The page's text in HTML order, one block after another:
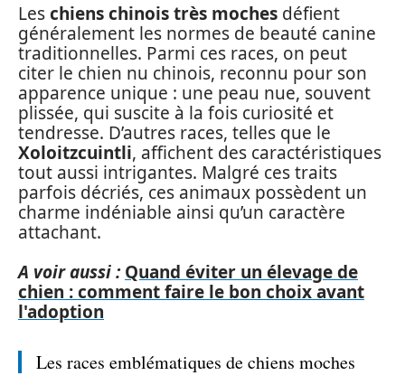
Leschiens chinois très moches défient
généralement les normes de beauté canine
traditionnelles. Parmi ces races, on peut
citer le chien nu chinois, reconnu pour son
apparence unique : une peau nue, souvent
plissée, qui suscite à la fois curiosité et
tendresse. D’autres races, telles que le
Xoloitzcuintli, affichent des caractéristiques
tout aussi intrigantes. Malgré ces traits
parfois décriés, ces animaux possèdent un
charme indéniable ainsi qu’un caractère
attachant.
A voir aussi : Quand éviter un élevage de
chien : comment faire le bon choix avant
l'adoption
Les races emblématiques de chiens moches